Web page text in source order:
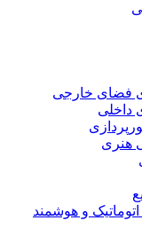
فضای خارجی
داخلی
هنری
و هوشمند